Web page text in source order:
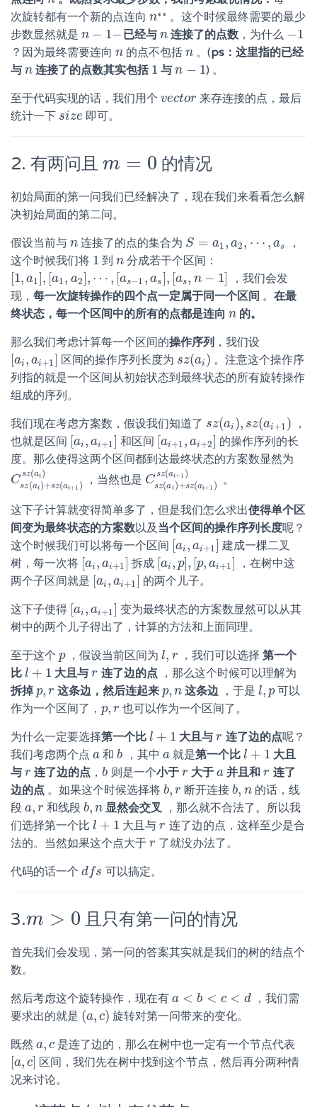
次旋转都有一个新的点连向 n
n** 。这个时候最终需要的最少
步数显然就是 n − 1−
n−1 − 已经与 n
n连接了的点数，为什么 −1
−1
？因为最终需要连向 n
n 的点不包括n
n 。(ps：这里指的已经
与 n
n 连接了的点数其实包括 1
1 与n − 1
n−1
) 。
至于代码实现的话，我们用个 vector
vector 来存连接的点，最后
统计一下 size
size 即可。
2. 有两问且 m = 0
m=0 的情况
初始局面的第一问我们已经解决了，现在我们来看看怎么解
决初始局面的第二问。
假设当前与 n
n 连接了的点的集合为 S = a1, a2, ⋯ , as
S=a1,a 2 ,⋯, a s
，
这个时候我们将 1
1 到n
n 分成若干个区间：
[1, a1], [a1, a2], ⋯ , [as−1 , as], [as, n − 1]
1, a1 , a1 ,a2] ⋯ ,[ a s −1,a s],[a s n−1]
，我们会发
现， 每一次旋转操作的四个点一定属于同一个区间 。 在最
终状态，每一个区间中的所有的点都是连向 n
n 的。
那么我们考虑计算每一个区间的操作序列 ，我们设
[ai , ai+1]
[ai,ai+1] 区间的操作序列长度为 sz(ai )
sz(ai)
。注意这个操作序
列指的就是一个区间从初始状态到最终状态的所有旋转操作
组成的序列。
我们现在考虑方案数，假设我们知道了 sz(ai ), sz(ai+1)
sz(ai), sz(ai+1)
，
也就是区间 [ai , ai+1]
[ai,ai+1] 和区间 [ai+1, ai+2]
[ai+1 ,ai+2] 的操作序列的长
度。那么使得这两个区间都到达最终状态的方案数显然为
C sz(ai )
sz(ai )+sz(ai+1 )
Csz(ai) + z +1 ) z(ai)
，当然也是 C sz(ai+1 )
sz(ai )+sz(ai+1 )
Csz(ai)+s z( +1 )s
。
这下子计算就变得简单多了，但是我们怎么求出使得单个区
间变为最终状态的方案数以及当个区间的操作序列长度呢？
这个时候我们可以将每一个区间 [ai , ai+1]
[ai,ai+1]
建成一棵二叉
树，每一次将 [ai , ai+1]
[ai,ai+1] 拆成 [ai , p], [p, ai+1]
[ai,p], [ p,a i+1]
，在树中这
两个子区间就是 [ai , ai+1]
[ai,ai+1]
的两个儿子。
这下子使得 [ai , ai+1]
[ai,ai+1]
变为最终状态的方案数显然可以从其
树中的两个儿子得出了，计算的方法和上面同理。
至于这个 p
p，假设当前区间为l, r
l,r ，我们可以选择第一个
比 l + 1
l+1 大且与r
r 连了边的点，那么这个时候可以理解为
拆掉p, r
p, r 这条边，然后连起来p, n
p, n 这条边 ，于是l, p
l,p可以
作为一个区间了， p, r
p, r 也可以作为一个区间了。
为什么一定要选择第一个比 l + 1
l+1 大且与r
r 连了边的点呢？
我们考虑两个点 a
a 和b
b ，其中 a
a就是第一个比 l + 1
l+1
大且
与 r
r 连了边的点 ，b
b 则是一个小于 r
r 大于a
a 并且和r
r 连了
边的点 。如果这个时候选择将 b, r
b, r 断开连接b, n
b, n的话，线
段 a, r
a,r 和线段b, n
b, n 显然会交叉 ，那么就不合法了。所以我
们选择第一个比 l + 1
l+1 大且与r
r 连了边的点，这样至少是合
法的。当然如果这个点大于 r
r 了就没办法了。
代码的话一个 dfs
dfs 可以搞定。
3.m > 0
m>0 且只有第一问的情况
首先我们会发现，第一问的答案其实就是我们的树的结点个
数。
然后考虑这个旋转操作，现在有 a < b < c < d
a<b <c <d
，我们需
要求出的就是 (a, c)
(a,c)
旋转对第一问带来的变化。
既然 a, c
a,c 是连了边的，那么在树中也一定有一个节点代表
[a, c]
[a, c] 区间，我们先在树中找到这个节点，然后再分两种情
况来讨论。